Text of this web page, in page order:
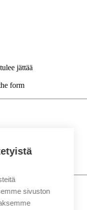
jättää
form
sivuston